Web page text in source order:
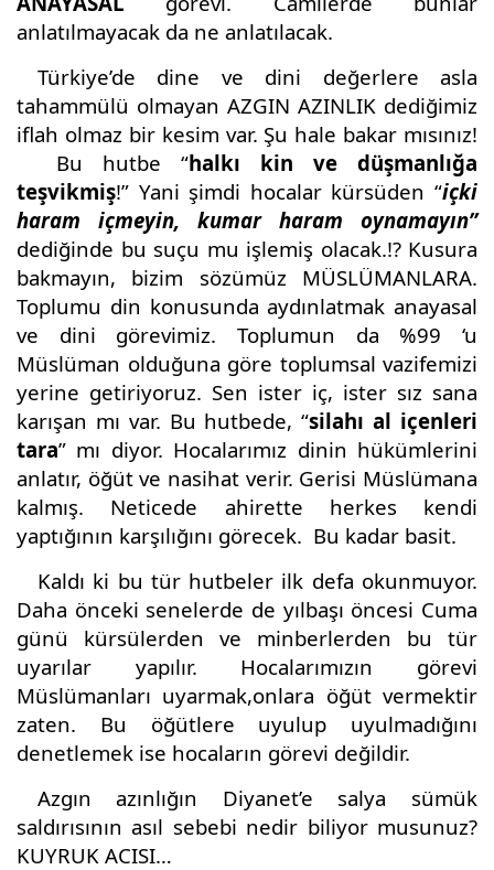
anlatılmayacak da ne anlatılacak.
Türkiye’de dine ve dini değerlere asla
tahammülü olmayan AZGIN AZINLIK dediğimiz
iflah olmaz bir kesim var. Şu hale bakar mısınız!
Bu hutbe “halkı kin ve düşmanlığa
teşvikmiş!” Yani şimdi hocalar kürsüden “içki
haram içmeyin, kumar haram oynamayın”
dediğinde bu suçu mu işlemiş olacak.!? Kusura
bakmayın, bizim sözümüz MÜSLÜMANLARA.
Toplumu din konusunda aydınlatmak anayasal
ve dini görevimiz. Toplumun da %99 ‘u
Müslüman olduğuna göre toplumsal vazifemizi
yerine getiriyoruz. Sen ister iç, ister sız sana
karışan mı var. Bu hutbede, “silahı al içenleri
tara” mı diyor. Hocalarımız dinin hükümlerini
anlatır, öğüt ve nasihat verir. Gerisi Müslümana
kalmış. Neticede ahirette herkes kendi
yaptığının karşılığını görecek. Bu kadar basit.
Kaldı ki bu tür hutbeler ilk defa okunmuyor.
Daha önceki senelerde de yılbaşı öncesi Cuma
günü kürsülerden ve minberlerden bu tür
uyarılar yapılır. Hocalarımızın görevi
Müslümanları uyarmak,onlara öğüt vermektir
zaten. Bu öğütlere uyulup uyulmadığını
denetlemek ise hocaların görevi değildir.
Azgın azınlığın Diyanet’e salya sümük
saldırısının asıl sebebi nedir biliyor musunuz?
KUYRUK ACISI…